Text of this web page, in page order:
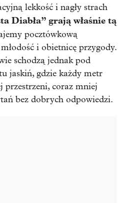
lekkość i nagły strach
Diabła” grają właśnie tą
pocztówkową
i obietnicę przygody.
schodzą jednak pod
jaskiń, gdzie każdy metr
przestrzeni, coraz mniej
bez dobrych odpowiedzi.